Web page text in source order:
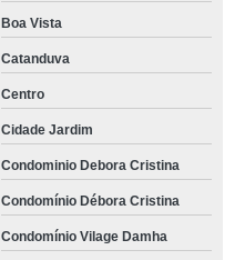
Boa Vista
Catanduva
Centro
Cidade Jardim
Condominio Debora Cristina
Condomínio Débora Cristina
Condomínio Vilage Damha